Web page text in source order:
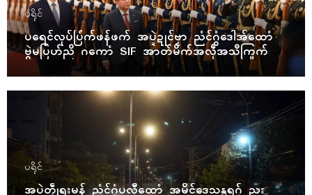
ပရိုၚ်
ပရေၚ်လုပ်ပြံက်ဖန်ဖက် အပ္ဍဲဍုၚ်ဗၟာ ညံၚ်ဂွံဒေါအ်ထောံ
ဗွဲမပြဟ်ညိ ဂကောံ SIF အာတ်မိက်အလဵုအသဳကြုက်
ပရိုၚ်
အပ္ဍဲတွဵုရးမန် ညံၚ်ဂွံပလီုထောံ အမိၚ်ဒေသန္တရဂှ် ညး